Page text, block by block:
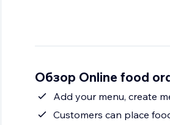
Обзор Online food
Add your menu, create
Customers can place